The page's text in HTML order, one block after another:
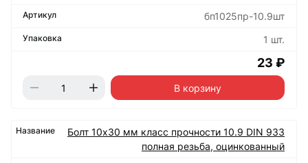
бп1025пр-10.9шт
1 шт.
23 ₽
В корзину
Болт 10х30 мм класс прочности 10.9 DIN 933
полная резьба, оцинкованный